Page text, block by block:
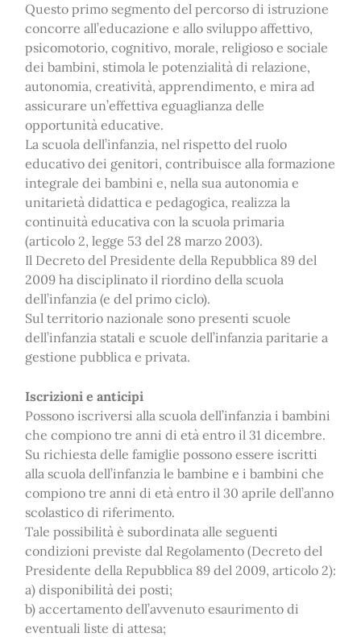
Questo primo segmento del percorso di istruzione
concorre all’educazione e allo sviluppo affettivo,
psicomotorio, cognitivo, morale, religioso e sociale
dei bambini, stimola le potenzialità di relazione,
autonomia, creatività, apprendimento, e mira ad
assicurare un’effettiva eguaglianza delle
opportunità educative.
La scuola dell’infanzia, nel rispetto del ruolo
educativo dei genitori, contribuisce alla formazione
integrale dei bambini e, nella sua autonomia e
unitarietà didattica e pedagogica, realizza la
continuità educativa con la scuola primaria
(articolo 2, legge 53 del 28 marzo 2003).
Il Decreto del Presidente della Repubblica 89 del
2009 ha disciplinato il riordino della scuola
dell’infanzia (e del primo ciclo).
Sul territorio nazionale sono presenti scuole
dell’infanzia statali e scuole dell’infanzia paritarie a
gestione pubblica e privata.
Iscrizioni e anticipi
Possono iscriversi alla scuola dell’infanzia i bambini
che compiono tre anni di età entro il 31 dicembre.
Su richiesta delle famiglie possono essere iscritti
alla scuola dell’infanzia le bambine e i bambini che
compiono tre anni di età entro il 30 aprile dell’anno
scolastico di riferimento.
Tale possibilità è subordinata alle seguenti
condizioni previste dal Regolamento (Decreto del
Presidente della Repubblica 89 del 2009, articolo 2):
a) disponibilità dei posti;
b) accertamento dell’avvenuto esaurimento di
eventuali liste di attesa;